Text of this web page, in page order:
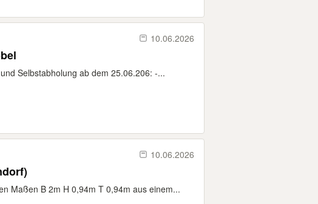
10.06.2026
Selbstabholung ab dem 25.06.206: -...
10.06.2026
Maßen B 2m H 0,94m T 0,94m aus einem...